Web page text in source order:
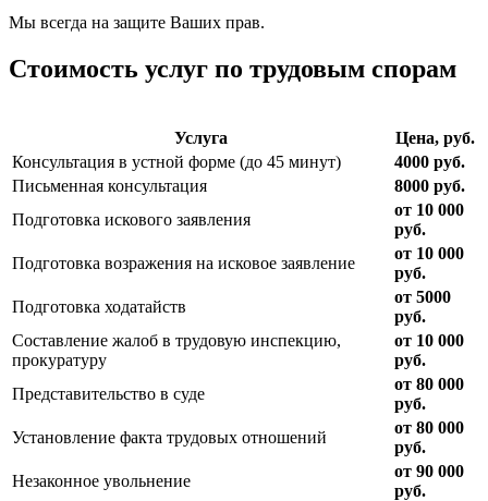
Мы всегда на защите Ваших прав.
Стоимость услуг по трудовым спорам
Услуга
Цена, руб.
Консультация в устной форме (до 45 минут)
4000 руб.
Письменная консультация
8000 руб.
Подготовка искового заявления
от 10 000
руб.
Подготовка возражения на исковое заявление
от 10 000
руб.
Подготовка ходатайств
от 5000
руб.
Составление жалоб в трудовую инспекцию,
прокуратуру
от 10 000
руб.
Представительство в суде
от 80 000
руб.
Установление факта трудовых отношений
от 80 000
руб.
Незаконное увольнение
от 90 000
руб.